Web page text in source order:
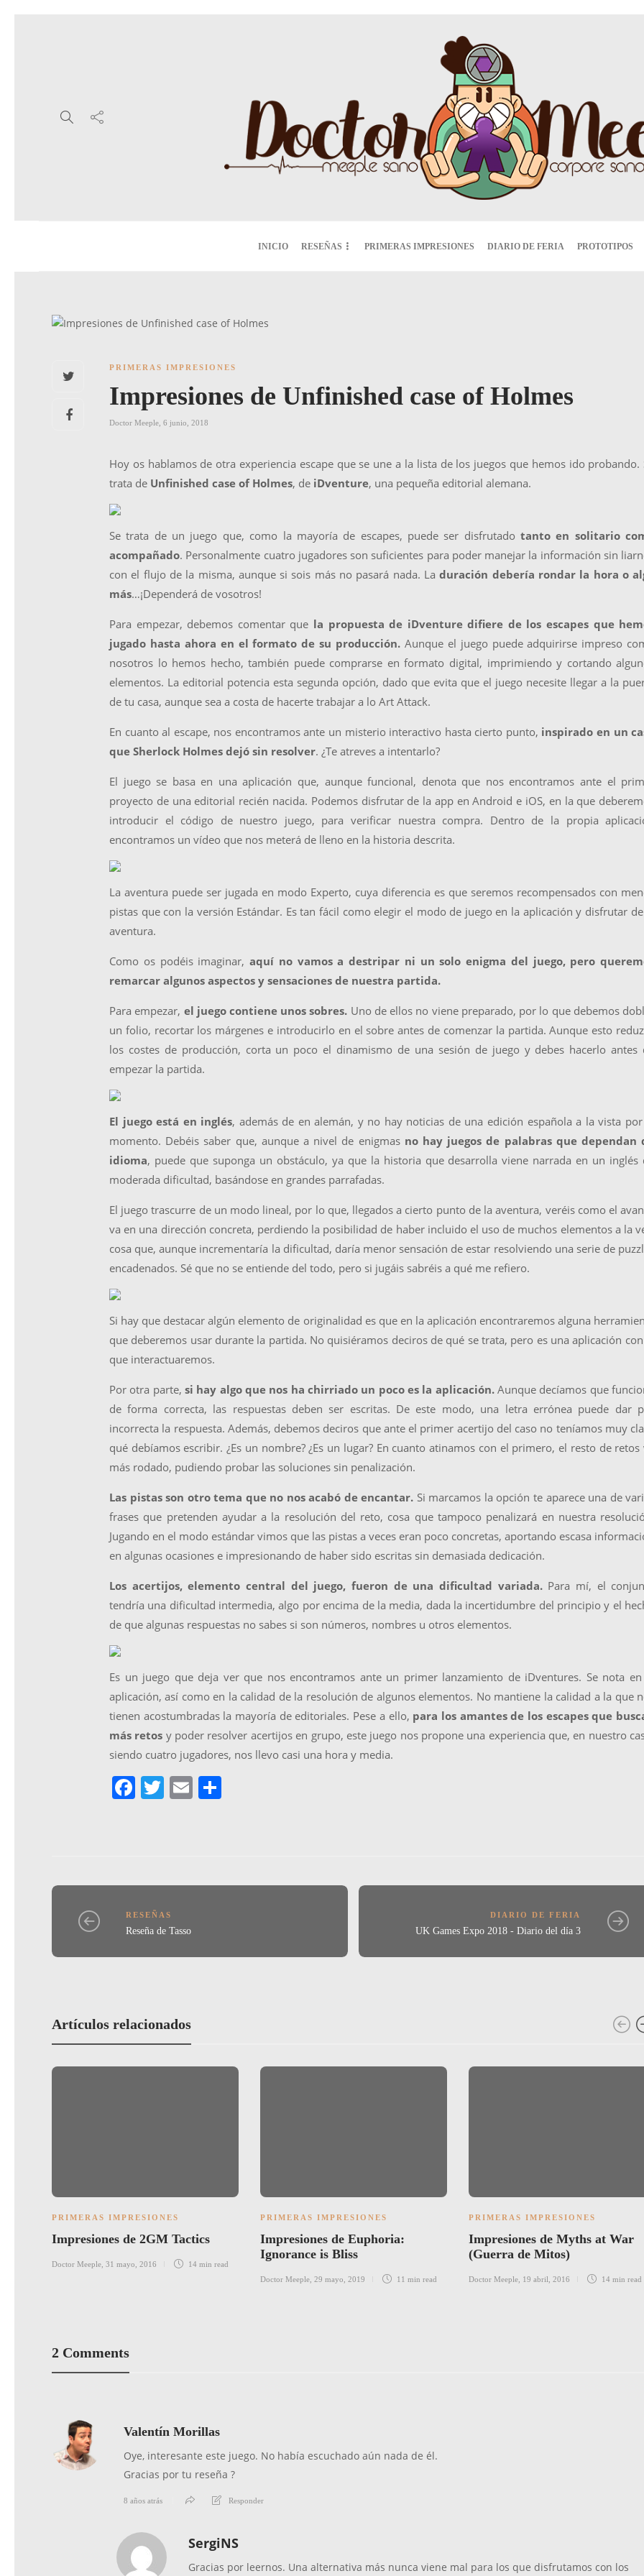
INICIO RESEÑAS PRIMERAS IMPRESIONES DIARIO DE FERIA PROTOTIPOS
PRIMERAS IMPRESIONES
Impresiones de Unfinished case of Holmes
Doctor Meeple 6 junio, 2018
Hoy os hablamos de otra experiencia escape que se une a la lista de los juegos que hemos ido probando.
trata de Unfinished case of Holmes, de iDventure, una pequeña editorial alemana.
Se trata de un juego que, como la mayoría de escapes, puede ser disfrutadotanto en solitario
acompañado. Personalmente cuatro jugadores son suficientes para poder manejar la información sin
con el flujo de la misma, aunque si sois más no pasará nada. Laduración debería rondar la hora o
más…¡Dependerá de vosotros!
Para empezar, debemos comentar que la propuesta de iDventure difiere de los escapes que
jugado hasta ahora en el formato de su producción. Aunque el juego puede adquirirse impreso
nosotros lo hemos hecho, también puede comprarse en formato digital, imprimiendo y cortando
elementos. La editorial potencia esta segunda opción, dado que evita que el juego necesite llegar a la
de tu casa, aunque sea a costa de hacerte trabajar a lo Art Attack.
En cuanto al escape, nos encontramos ante un misterio interactivo hasta cierto punto, inspirado en un
que Sherlock Holmes dejó sin resolver. ¿Te atreves a intentarlo?
El juego se basa en una aplicación que, aunque funcional, denota que nos encontramos ante el
proyecto de una editorial recién nacida. Podemos disfrutar de la app en Android e iOS, en la que
introducir el código de nuestro juego, para verificar nuestra compra. Dentro de la propia
encontramos un vídeo que nos meterá de lleno en la historia descrita.
La aventura puede ser jugada en modo Experto, cuya diferencia es que seremos recompensados con
pistas que con la versión Estándar. Es tan fácil como elegir el modo de juego en la aplicación y disfrutar
aventura.
Como os podéis imaginar, aquí no vamos a destripar ni un solo enigma del juego, pero
remarcar algunos aspectos y sensaciones de nuestra partida.
Para empezar, el juego contiene unos sobres. Uno de ellos no viene preparado, por lo que debemos
un folio, recortar los márgenes e introducirlo en el sobre antes de comenzar la partida. Aunque esto
los costes de producción, corta un poco el dinamismo de una sesión de juego y debes hacerlo antes
empezar la partida.
El juego está en inglés, además de en alemán, y no hay noticias de una edición española a la vista
momento. Debéis saber que, aunque a nivel de enigmasno hay juegos de palabras que dependan
idioma, puede que suponga un obstáculo, ya que la historia que desarrolla viene narrada en un inglés
moderada dificultad, basándose en grandes parrafadas.
El juego trascurre de un modo lineal, por lo que, llegados a cierto punto de la aventura, veréis como el
va en una dirección concreta, perdiendo la posibilidad de haber incluido el uso de muchos elementos a la
cosa que, aunque incrementaría la dificultad, daría menor sensación de estar resolviendo una serie de
encadenados. Sé que no se entiende del todo, pero si jugáis sabréis a qué me refiero.
Si hay que destacar algún elemento de originalidad es que en la aplicación encontraremos alguna
que deberemos usar durante la partida. No quisiéramos deciros de qué se trata, pero es una aplicación
que interactuaremos.
Por otra parte,si hay algo que nos ha chirriado un poco es la aplicación.Aunque decíamos que
de forma correcta, las respuestas deben ser escritas. De este modo, una letra errónea puede dar
incorrecta la respuesta. Además, debemos deciros que ante el primer acertijo del caso no teníamos muy
qué debíamos escribir. ¿Es un nombre? ¿Es un lugar? En cuanto atinamos con el primero, el resto de retos
más rodado, pudiendo probar las soluciones sin penalización.
Las pistas son otro tema que no nos acabó de encantar. Si marcamos la opción te aparece una de
frases que pretenden ayudar a la resolución del reto, cosa que tampoco penalizará en nuestra
Jugando en el modo estándar vimos que las pistas a veces eran poco concretas, aportando escasa
en algunas ocasiones e impresionando de haber sido escritas sin demasiada dedicación.
Los acertijos, elemento central del juego, fueron de una dificultad variada.Para mí, el
tendría una dificultad intermedia, algo por encima de la media, dada la incertidumbre del principio y el
de que algunas respuestas no sabes si son números, nombres u otros elementos.
Es un juego que deja ver que nos encontramos ante un primer lanzamiento de iDventures. Se nota
aplicación, así como en la calidad de la resolución de algunos elementos. No mantiene la calidad a la que
tienen acostumbradas la mayoría de editoriales. Pese a ello, para los amantes de los escapes que
más retos y poder resolver acertijos en grupo, este juego nos propone una experiencia que, en nuestro
siendo cuatro jugadores, nos llevo casi una hora y media.
F
b
o
o
k
T
E
ar
RESEÑAS
Reseña de Tasso
DIARIO DE FERIA
UK Games Expo 2018 - Diario del día 3
Artículos relacionados
PRIMERAS IMPRESIONES
Impresiones de 2GM Tactics
Doctor Meeple 31 mayo, 2016 14 min read
PRIMERAS IMPRESIONES
Impresiones de Euphoria:
Ignorance is Bliss
Doctor Meeple 29 mayo, 2019 11 min read
PRIMERAS IMPRESIONES
Impresiones de Myths at War
(Guerra de Mitos)
Doctor Meeple 19 abril, 2016 14 min read
2 Comments
Valentín Morillas
Oye, interesante este juego. No había escuchado aún nada de él.
Gracias por tu reseña ?
8 años atrás Responder
SergiNS
Gracias por leernos. Una alternativa más nunca viene mal para los que disfrutamos con los